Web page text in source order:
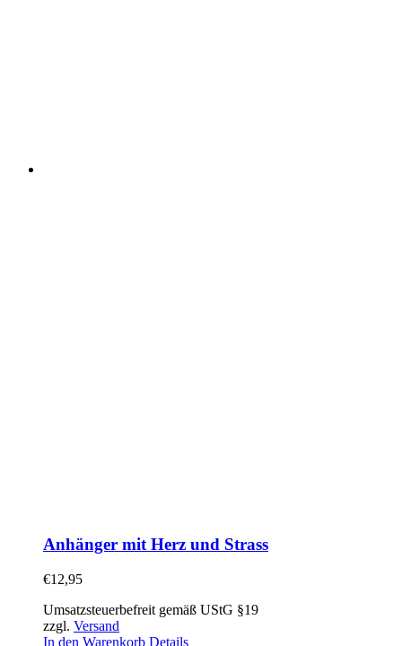
Anhänger mit Herz und Strass
€12,95
Umsatzsteuerbefreit gemäß UStG §19
zzgl. Versand
In den Warenkorb Details